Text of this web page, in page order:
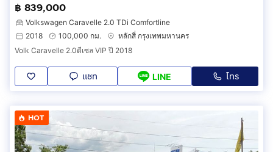
฿ 839,000
Volkswagen Caravelle 2.0 TDi Comfortline
2018
100,000 กม.
หลักสี่ กรุงเทพมหานคร
Volk Caravelle 2.0ดีเซล VIP ปี 2018
แชท LINE โทร
HOT